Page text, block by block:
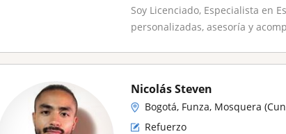
Soy Licenciado, Especialista en
personalizadas, asesoría y
Nicolás Steven
Bogotá, Funza, Mosquera
Refuerzo